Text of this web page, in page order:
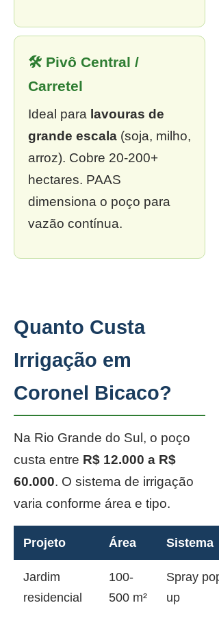
🛠 Pivô Central /
Carretel
Ideal para lavouras de
grande escala (soja, milho,
arroz). Cobre 20-200+
hectares. PAAS
dimensiona o poço para
vazão contínua.
Quanto Custa
Irrigação em
Coronel Bicaco?
Na Rio Grande do Sul, o poço
custa entre R$ 12.000 a R$
60.000. O sistema de irrigação
varia conforme área e tipo.
Projeto Área Sistema
Jardim
residencial
100-
500 m²
Spray pop-
up